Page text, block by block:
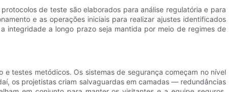
de teste são elaborados para análise regulatória e para
e as operações iniciais para realizar ajustes identificados
integridade a longo prazo seja mantida por meio de regimes de
testes metódicos. Os sistemas de segurança começam no nível
os projetistas criam salvaguardas em camadas — redundâncias